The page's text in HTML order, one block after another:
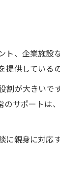
ト、企業施設
供しているの
割が大きいで
サポートは
に親身に対応